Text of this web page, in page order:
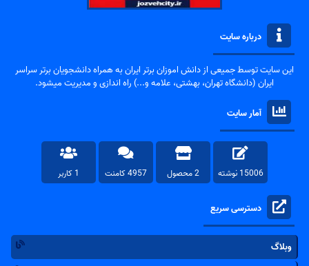
درباره سایت
این سایت توسط جمیعی از دانش اموزان برتر ایران به همراه دانشجویان برتر سراسر
ایران (دانشگاه تهران، بهشتی، علامه و...) راه اندازی و مدیریت میشود.
آمار سایت
15006 نوشته 2 محصول 4957 کامنت 1 کاربر
دسترسی سریع
وبلاگ